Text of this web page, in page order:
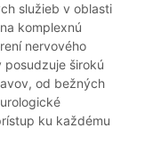
služieb v oblasti
komplexnú
nervového
posudzuje širokú
od bežných
ku každému